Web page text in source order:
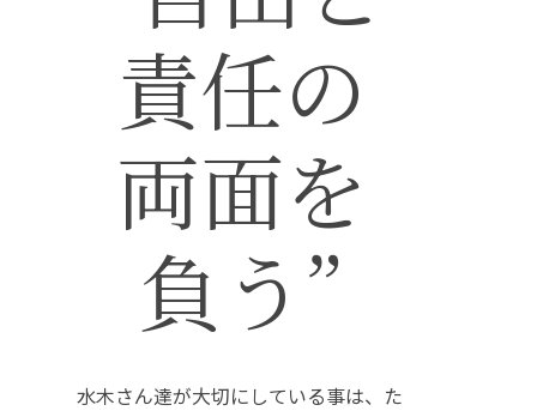
責任の
両面を
負う”
水木さん達が大切にしている事は、た